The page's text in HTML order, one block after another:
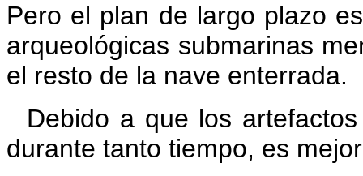
Pero el plan de largo plazo
arqueológicas submarinas
el resto de la nave enterrada.
Debido a que los
durante tanto tiempo, es